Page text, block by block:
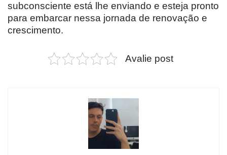
subconsciente está lhe enviando e esteja pronto
para embarcar nessa jornada de renovação e
crescimento.
Avalie post